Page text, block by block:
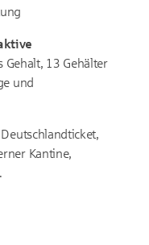
Gehalt, 13 Gehälter
und
Kantine,